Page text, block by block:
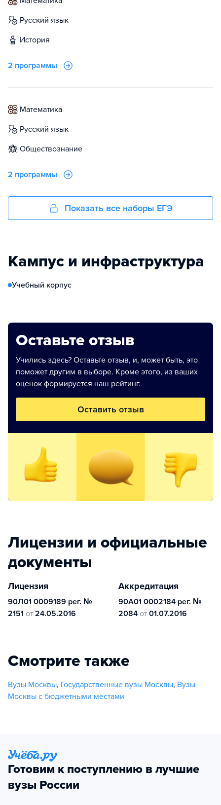
русский язык
история
2 программы
математика
русский язык
обществознание
2 программы
Показать все наборы ЕГЭ
Кампус и инфраструктура
Учебный корпус
Оставьте отзыв
Учились здесь? Оставьте отзыв, и, может быть, это
поможет другим в выборе. Кроме этого, из ваших
оценок формируется наш рейтинг.
Оставить отзыв
Лицензии и официальные
документы
Лицензия
90Л01 0009189 рег. №
2151 от 24.05.2016
Аккредитация
90А01 0002184 рег. №
2084 от 01.07.2016
Смотрите также
Вузы Москвы, Государственные вузы Москвы, Вузы
Москвы с бюджетными местами
Готовим к поступлению в лучшие
вузы России